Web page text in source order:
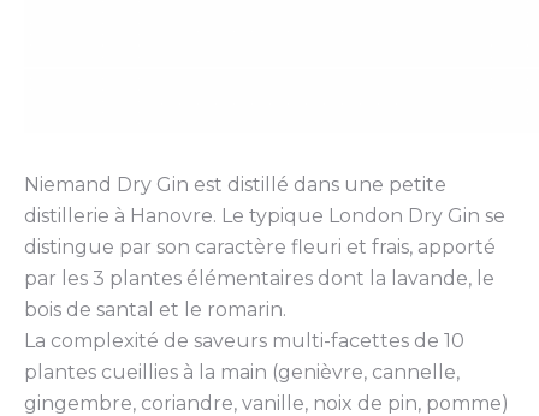
Niemand Dry Gin est distillé dans une petite
distillerie à Hanovre. Le typique London Dry Gin se
distingue par son caractère fleuri et frais, apporté
par les 3 plantes élémentaires dont la lavande, le
bois de santal et le romarin.
La complexité de saveurs multi-facettes de 10
plantes cueillies à la main (genièvre, cannelle,
gingembre, coriandre, vanille, noix de pin, pomme)